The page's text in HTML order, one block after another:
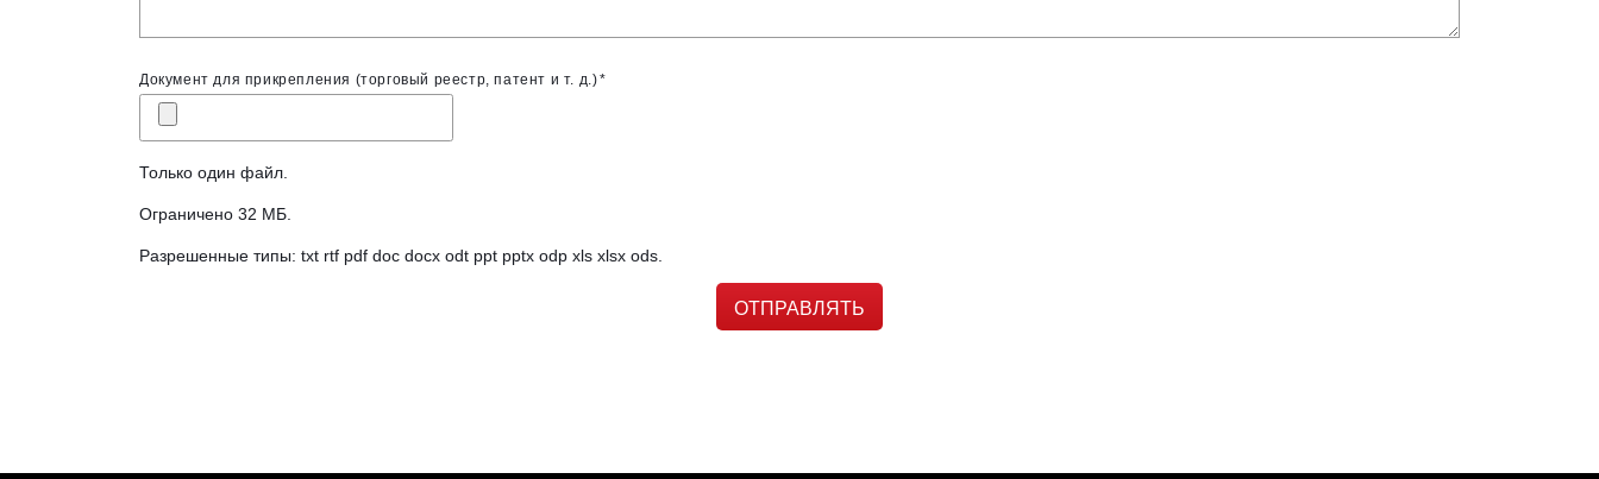
Документ для прикрепления (торговый реестр, патент и т. д.)
Только один файл.
Ограничено 32 МБ.
Разрешенные типы: txt rtf pdf doc docx odt ppt pptx odp xls xlsx ods.